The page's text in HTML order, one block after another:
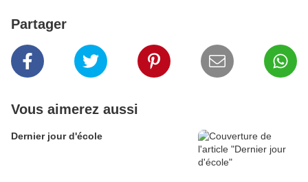
Partager
Vous aimerez aussi
Dernier jour d'école